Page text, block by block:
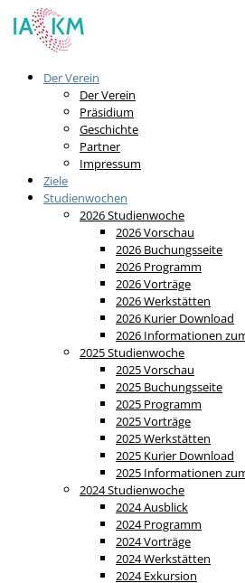
Der Verein
Der Verein
Präsidium
Geschichte
Partner
Impressum
Ziele
Studienwochen
2026 Studienwoche
2026 Vorschau
2026 Buchungsseite
2026 Programm
2026 Vorträge
2026 Werkstätten
2026 Kurier Download
2026 Informationen
2025 Studienwoche
2025 Vorschau
2025 Buchungsseite
2025 Programm
2025 Vorträge
2025 Werkstätten
2025 Kurier Download
2025 Informationen
2024 Studienwoche
2024 Ausblick
2024 Programm
2024 Vorträge
2024 Werkstätten
2024 Exkursion